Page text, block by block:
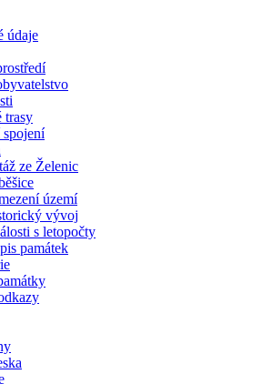
údaje
trasy
ze Želenic
území
vývoj
s letopočty
památek